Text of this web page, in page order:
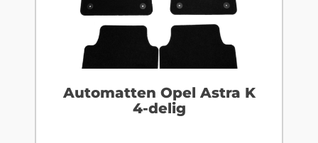
Automatten Opel Astra K
4-delig